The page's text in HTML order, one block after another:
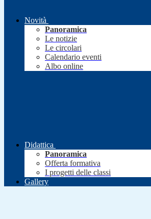
Novità
Panoramica
Le notizie
Le circolari
Calendario eventi
Albo online
Didattica
Panoramica
Offerta formativa
I progetti delle classi
Gallery